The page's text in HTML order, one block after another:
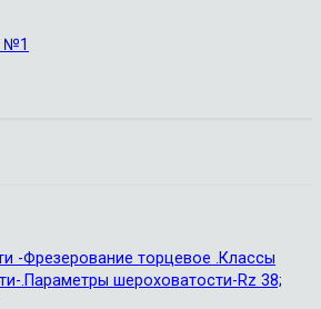
№1
-Фрезерование торцевое .Классы
.Параметры шероховатости-Rz 38;